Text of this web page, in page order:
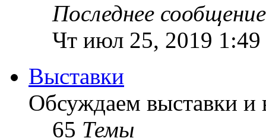
Последнее сообщение
Чт июл 25, 2019 1:49
Выставки
Обсуждаем выставки и
65 Темы